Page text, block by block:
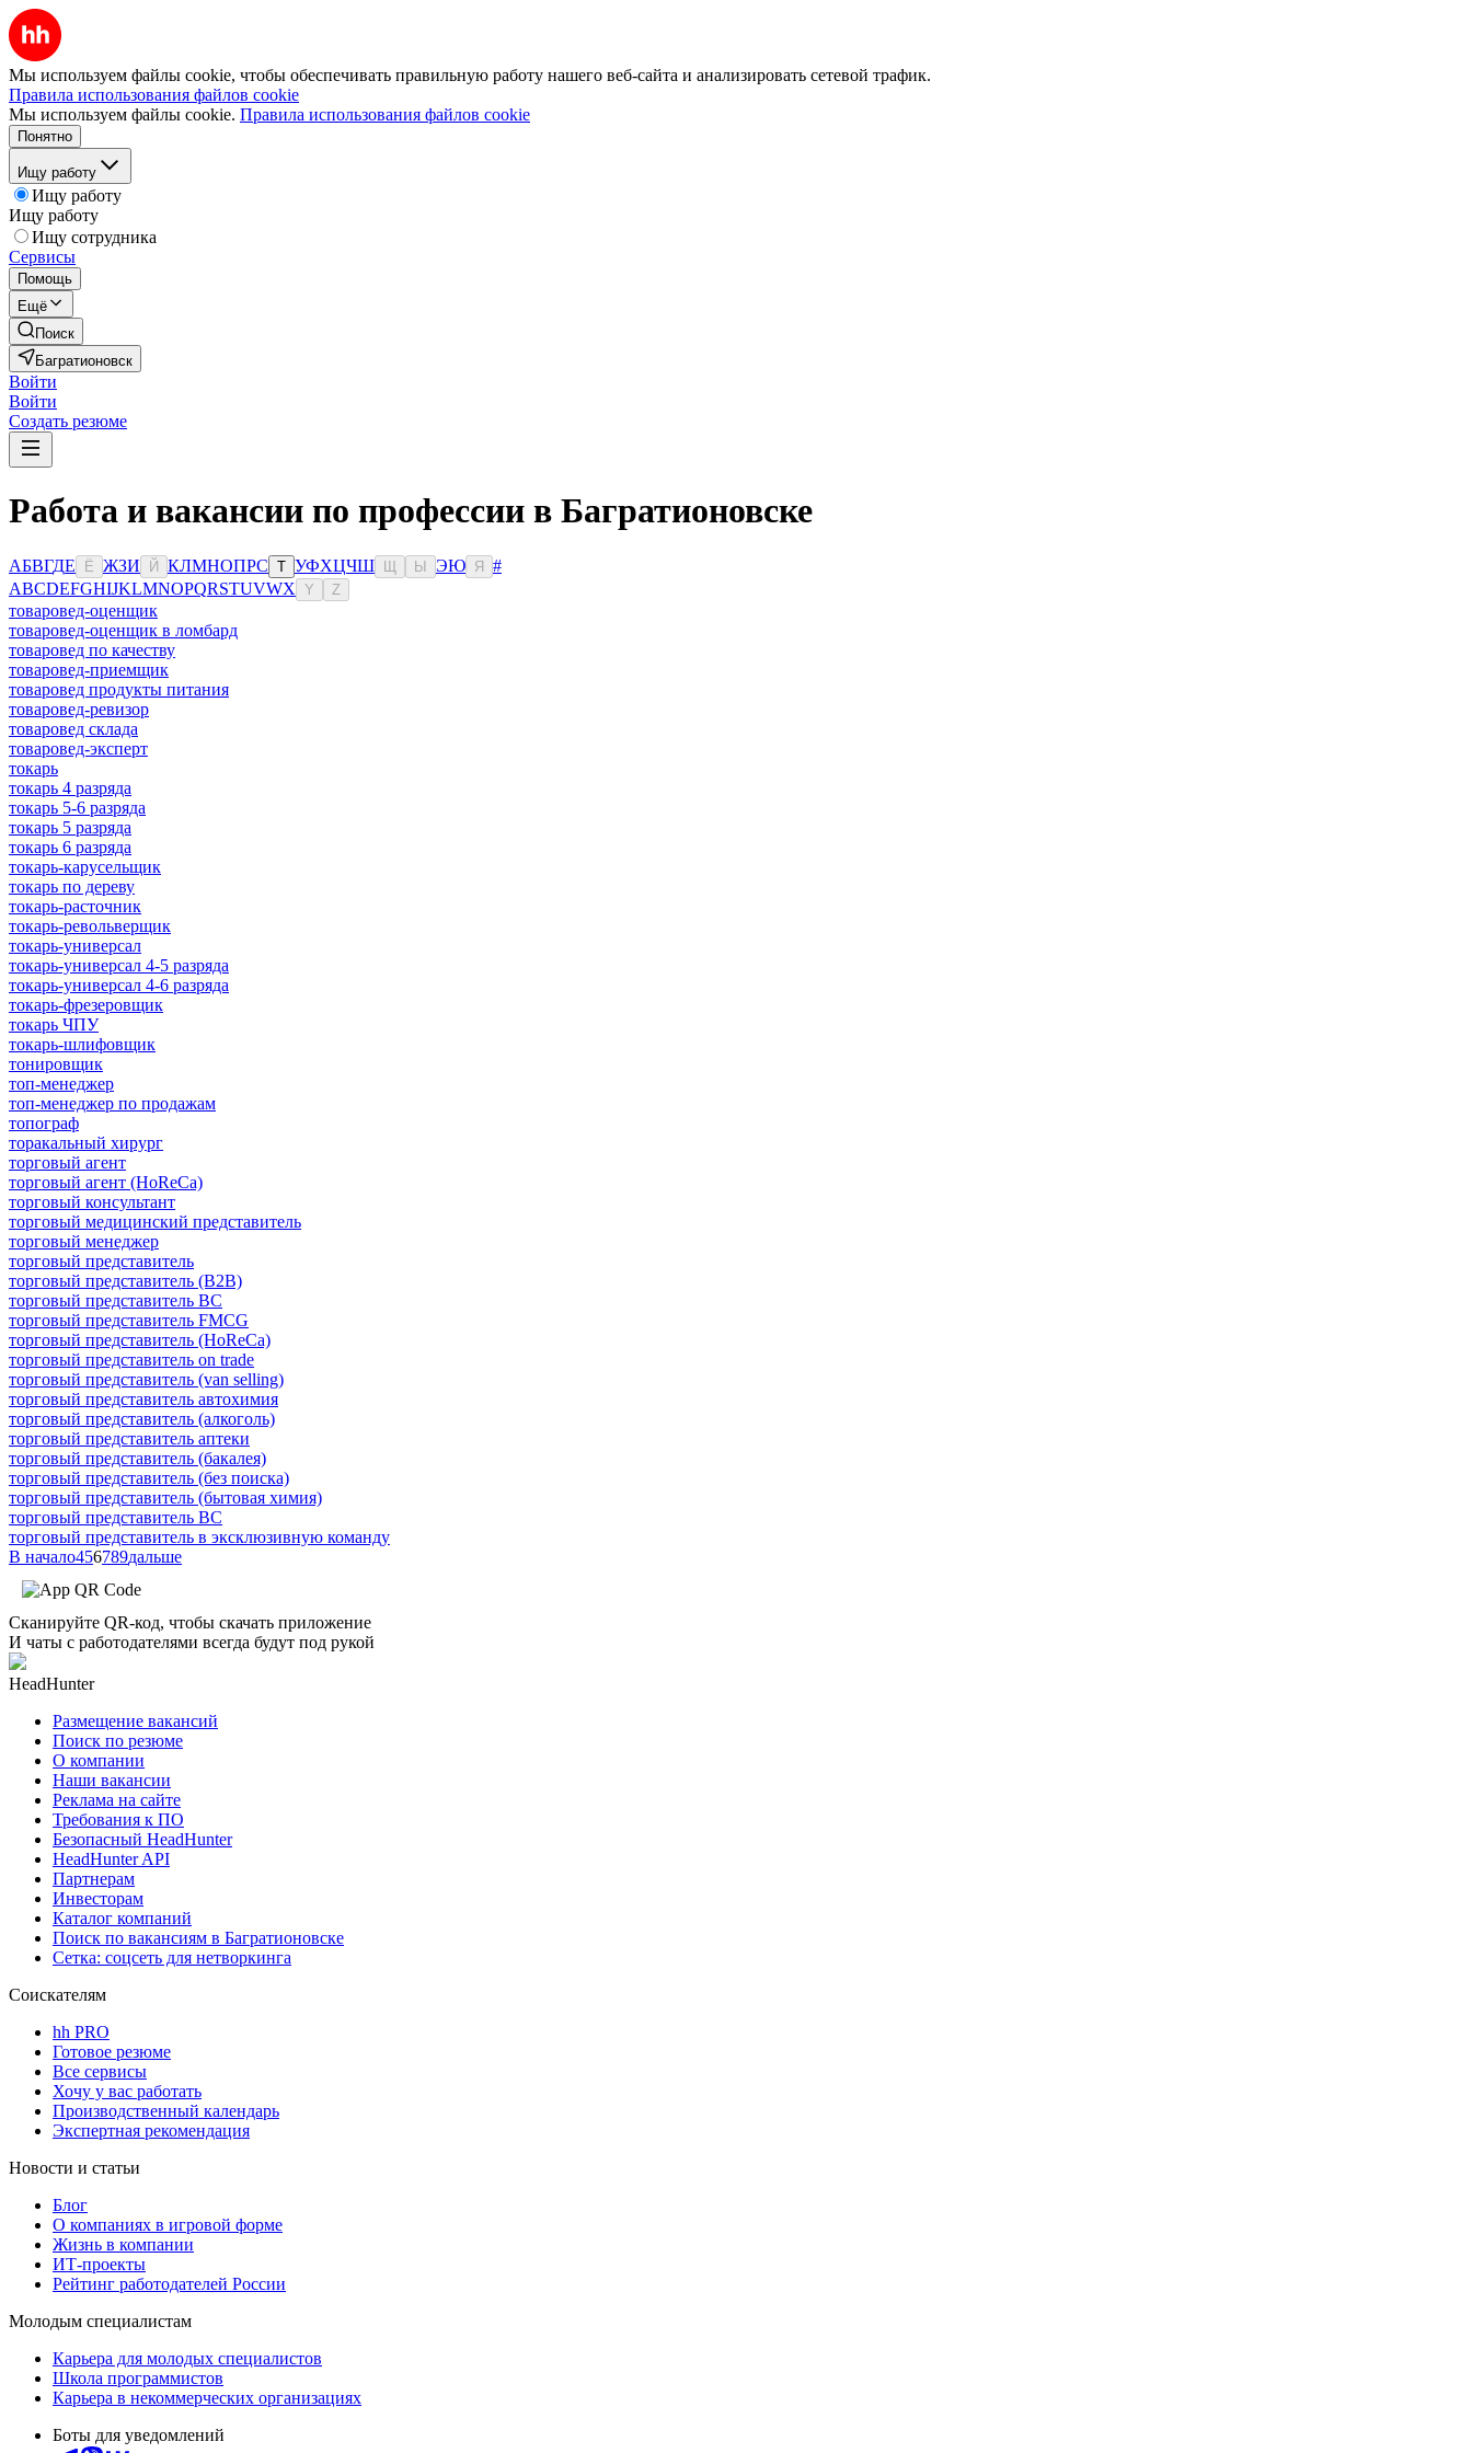
Мы используем файлы cookie, чтобы обеспечивать правильную работу нашего веб-сайта и анализировать сетевой трафик.
Правила использования файлов cookie
Мы используем файлы cookie. Правила использования файлов cookie
Понятно
Ищу работу
Ищу работу
Ищу работу
Ищу сотрудника
Сервисы
Помощь
Ещё
Поиск
Багратионовск
Войти
Войти
Создать резюме
Работа и вакансии по профессии в Багратионовске
АБВГДЕ Ё ЖЗИ Й КЛМНОПРС Т УФХЦЧШ Ы ЭЮ Я
#
ABCDEFGHIJKLMNOPQRSTUVWX Y Z
товаровед-оценщик
товаровед-оценщик в ломбард
товаровед по качеству
товаровед-приемщик
товаровед продукты питания
товаровед-ревизор
товаровед склада
товаровед-эксперт
токарь
токарь 4 разряда
токарь 5-6 разряда
токарь 5 разряда
токарь 6 разряда
токарь-карусельщик
токарь по дереву
токарь-расточник
токарь-револьверщик
токарь-универсал
токарь-универсал 4-5 разряда
токарь-универсал 4-6 разряда
токарь-фрезеровщик
токарь ЧПУ
токарь-шлифовщик
тонировщик
топ-менеджер
топ-менеджер по продажам
топограф
торакальный хирург
торговый агент
торговый агент (HoReCa)
торговый консультант
торговый медицинский представитель
торговый менеджер
торговый представитель
торговый представитель (B2B)
торговый представитель BC
торговый представитель FMCG
торговый представитель (HoReCa)
торговый представитель on trade
торговый представитель (van selling)
торговый представитель автохимия
торговый представитель (алкоголь)
торговый представитель аптеки
торговый представитель (бакалея)
торговый представитель (без поиска)
торговый представитель (бытовая химия)
торговый представитель ВС
торговый представитель в эксклюзивную команду
В начало456789дальше
Сканируйте QR-код, чтобы скачать приложение
И чаты с работодателями всегда будут под рукой
HeadHunter
Размещение вакансий
Поиск по резюме
О компании
Наши вакансии
Реклама на сайте
Требования к ПО
Безопасный HeadHunter
HeadHunter API
Партнерам
Инвесторам
Каталог компаний
Поиск по вакансиям в Багратионовске
Сетка: соцсеть для нетворкинга
Соискателям
hh PRO
Готовое резюме
Все сервисы
Хочу у вас работать
Производственный календарь
Экспертная рекомендация
Новости и статьи
Блог
О компаниях в игровой форме
Жизнь в компании
ИТ-проекты
Рейтинг работодателей России
Молодым специалистам
Карьера для молодых специалистов
Школа программистов
Карьера в некоммерческих организациях
Боты для уведомлений